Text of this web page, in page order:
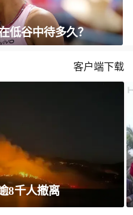
低谷中待多久？
客户端下载
降为代办级